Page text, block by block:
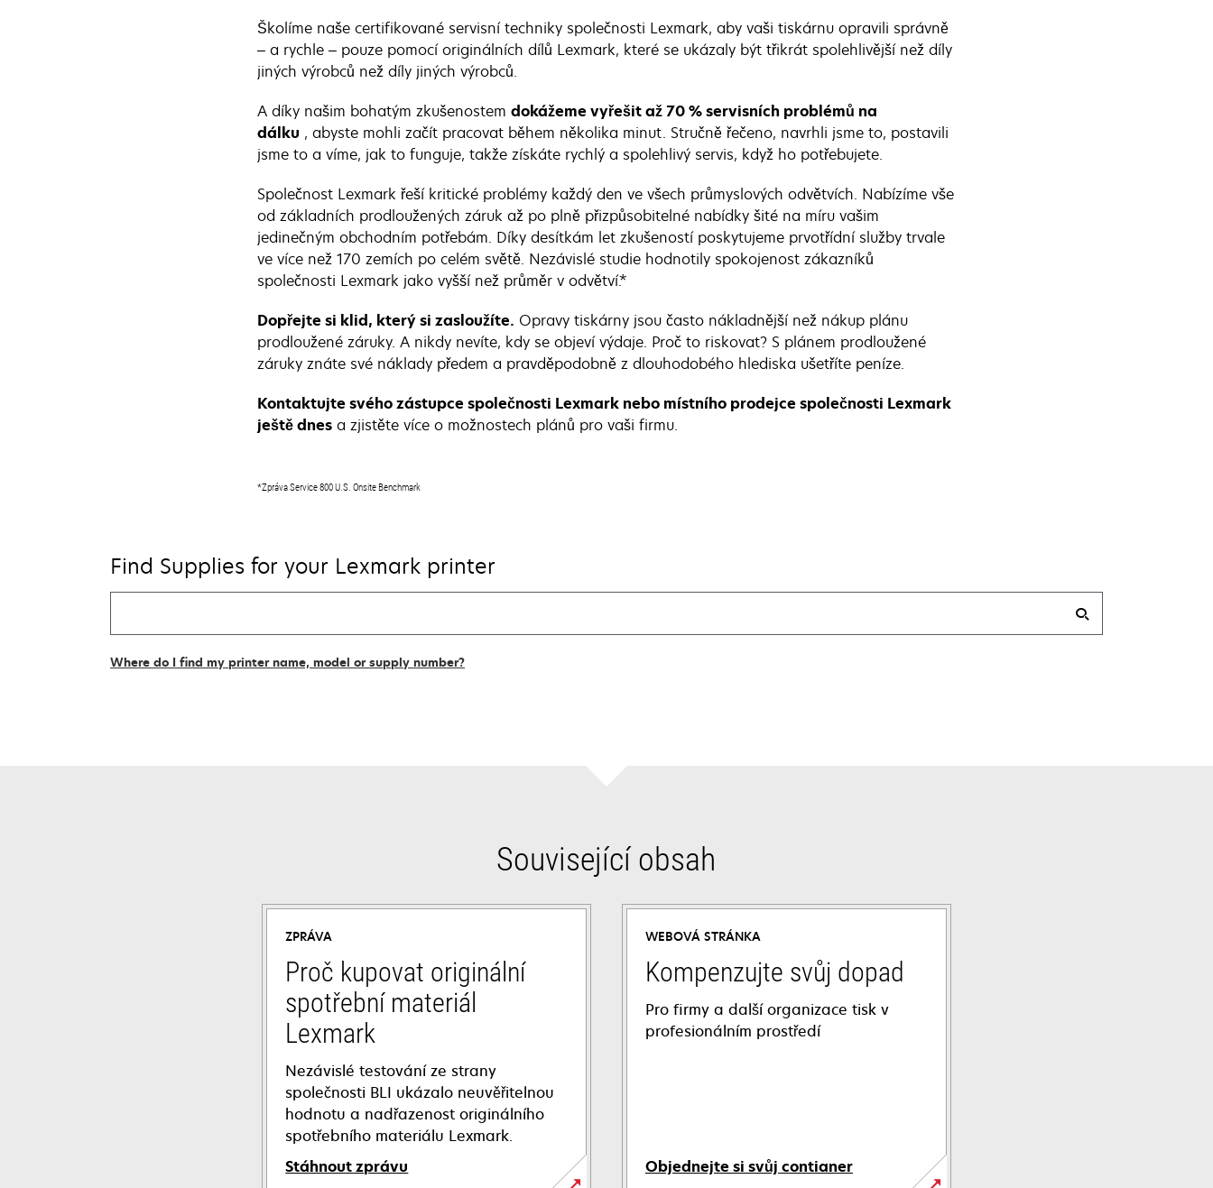
Školíme naše certifikované servisní techniky společnosti Lexmark, aby vaši tiskárnu opravili správně
– a rychle – pouze pomocí originálních dílů Lexmark, které se ukázaly být třikrát spolehlivější než díly
jiných výrobců než díly jiných výrobců.
A díky našim bohatým zkušenostemdokážeme vyřešit až 70 % servisních problémů na
dálku , abyste mohli začít pracovat během několika minut. Stručně řečeno, navrhli jsme to, postavili
jsme to a víme, jak to funguje, takže získáte rychlý a spolehlivý servis, když ho potřebujete.
Společnost Lexmark řeší kritické problémy každý den ve všech průmyslových odvětvích. Nabízíme vše
od základních prodloužených záruk až po plně přizpůsobitelné nabídky šité na míru vašim
jedinečným obchodním potřebám. Díky desítkám let zkušeností poskytujeme prvotřídní služby trvale
ve více než 170 zemích po celém světě. Nezávislé studie hodnotily spokojenost zákazníků
společnosti Lexmark jako vyšší než průměr v odvětví.*
Dopřejte si klid, který si zasloužíte. Opravy tiskárny jsou často nákladnější než nákup plánu
prodloužené záruky. A nikdy nevíte, kdy se objeví výdaje. Proč to riskovat? S plánem prodloužené
záruky znáte své náklady předem a pravděpodobně z dlouhodobého hlediska ušetříte peníze.
Kontaktujte svého zástupce společnosti Lexmark nebo místního prodejce společnosti Lexmark
ještě dnes a zjistěte více o možnostech plánů pro vaši firmu.
*Zpráva Service 800 U.S. Onsite Benchmark
Find Supplies for your Lexmark printer
Where do I find my printer name, model or supply number?
Související obsah
ZPRÁVA
Proč kupovat originální
spotřební materiál
Lexmark
Nezávislé testování ze strany
společnosti BLI ukázalo neuvěřitelnou
hodnotu a nadřazenost originálního
spotřebního materiálu Lexmark.
Stáhnout zprávu
WEBOVÁ STRÁNKA
Kompenzujte svůj dopad
Pro firmy a další organizace tisk v
profesionálním prostředí
Objednejte si svůj contianer